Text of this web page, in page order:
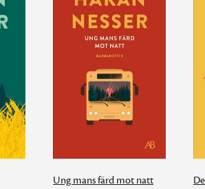
Ung mans färd mot natt